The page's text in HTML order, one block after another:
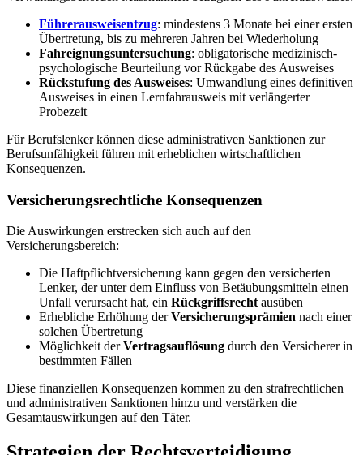
Führerausweisentzug: mindestens 3 Monate bei einer ersten
Übertretung, bis zu mehreren Jahren bei Wiederholung
Fahreignungsuntersuchung: obligatorische medizinisch-
psychologische Beurteilung vor Rückgabe des Ausweises
Rückstufung des Ausweises: Umwandlung eines definitiven
Ausweises in einen Lernfahrausweis mit verlängerter
Probezeit
Für Berufslenker können diese administrativen Sanktionen zur
Berufsunfähigkeit führen mit erheblichen wirtschaftlichen
Konsequenzen.
Versicherungsrechtliche Konsequenzen
Die Auswirkungen erstrecken sich auch auf den
Versicherungsbereich:
Die Haftpflichtversicherung kann gegen den versicherten
Lenker, der unter dem Einfluss von Betäubungsmitteln einen
Unfall verursacht hat, ein Rückgriffsrecht ausüben
Erhebliche Erhöhung derVersicherungsprämien nach einer
solchen Übertretung
Möglichkeit derVertragsauflösung durch den Versicherer in
bestimmten Fällen
Diese finanziellen Konsequenzen kommen zu den strafrechtlichen
und administrativen Sanktionen hinzu und verstärken die
Gesamtauswirkungen auf den Täter.